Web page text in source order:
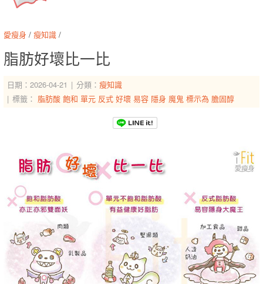
愛瘦身 / 瘦知識 /
脂肪好壞比一比
日期：2026-04-21 分類： 瘦知識
標籤： 脂肪酸 飽和 單元 反式 好壞 易容 隱身 魔鬼 標示為 膽固醇